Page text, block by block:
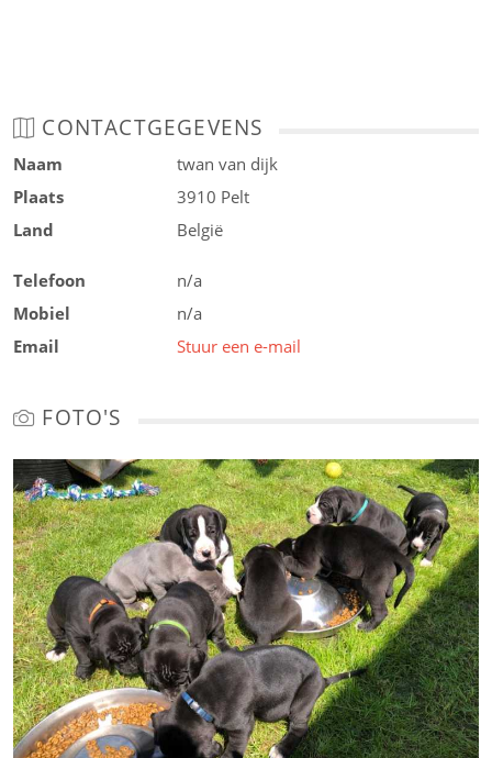
CONTACTGEGEVENS
Naam
twan van dijk
Plaats
3910 Pelt
Land
België
Telefoon
n/a
Mobiel
n/a
Email
Stuur een e-mail
FOTO'S